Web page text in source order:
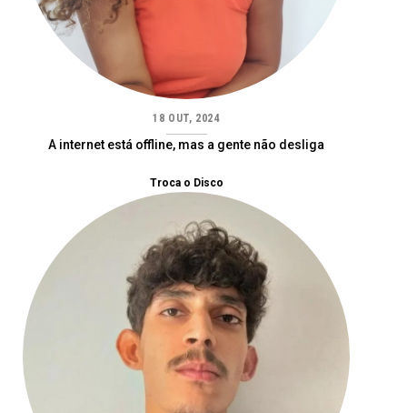
18 OUT, 2024
A internet está offline, mas a gente não desliga
Troca o Disco